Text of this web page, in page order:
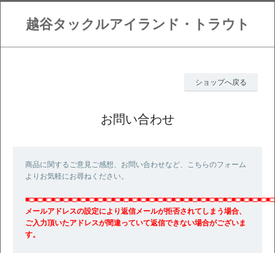
越谷タックルアイランド・トラウト
ショップへ戻る
お問い合わせ
商品に関するご意見ご感想、お問い合わせなど、こちらのフォーム
よりお気軽にお尋ねください。
■□■□■□■□■□■□■□■□■□■□■□■□■□■□■□■□■□■□■□■□■□■□■□■□■□■□■□■□■□
メールアドレスの設定により返信メールが拒否されてしまう場合、
ご入力頂いたアドレスが間違っていて返信できない場合がございま
す。